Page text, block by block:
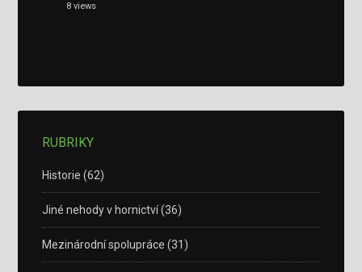
8 views
RUBRIKY
Historie (62)
Jiné nehody v hornictví(36)
Mezinárodní spolupráce (31)